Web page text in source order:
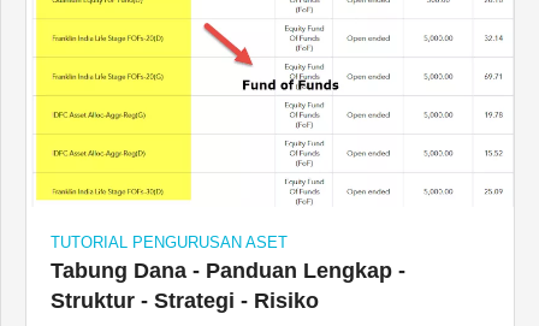
TUTORIAL PENGURUSAN ASET
Tabung Dana - Panduan Lengkap -
Struktur - Strategi - Risiko